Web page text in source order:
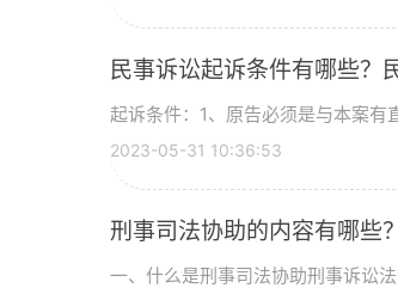
民事诉讼起诉条件有哪些？
起诉条件：1、原告必须是与本案有
2023-05-31 10:36:53
刑事司法协助的内容有哪些
一、什么是刑事司法协助刑事诉讼